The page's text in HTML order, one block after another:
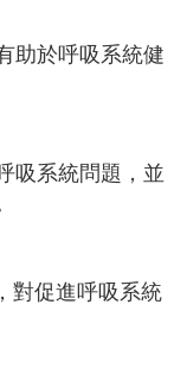
助於呼吸系統健
吸系統問題，並
對促進呼吸系統